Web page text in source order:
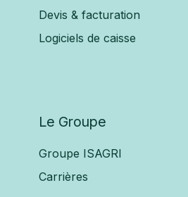
Devis & facturation
Logiciels de caisse
Le Groupe
Groupe ISAGRI
Carrières